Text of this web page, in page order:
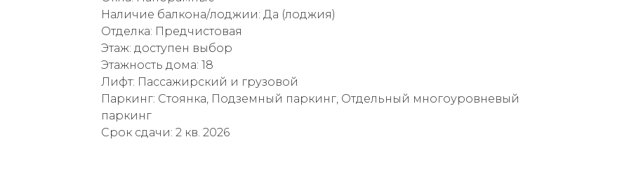
Наличие балкона/лоджии: Да (лоджия)
Отделка: Предчистовая
Этаж: доступен выбор
Этажность дома: 18
Лифт: Пассажирский и грузовой
Паркинг: Стоянка, Подземный паркинг, Отдельный многоуровневый
паркинг
Срок сдачи: 2 кв. 2026